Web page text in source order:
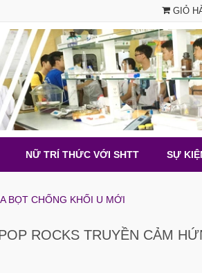
GIỎ
NỮ TRÍ THỨC VỚI SHTT SỰ
BỌT CHỐNG KHỐI U MỚI
ROCKS TRUYỀN CẢM